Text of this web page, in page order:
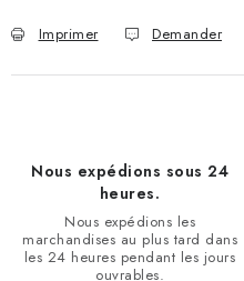
Imprimer Demander
Nous expédions sous 24
heures.
Nous expédions les
marchandises au plus tard dans
les 24 heures pendant les jours
ouvrables.